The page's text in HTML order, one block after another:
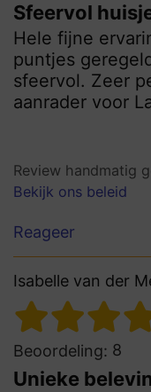
Sfeervol
Hele fijne
puntjes
sfeervol. Zeer
aanrader voor
Review handmatig
Bekijk ons beleid
Reageer
Isabelle van der
Beoordeling: 8
Unieke